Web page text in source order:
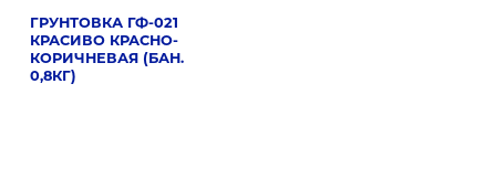
ГРУНТОВКА ГФ-021
КРАСИВО КРАСНО-
КОРИЧНЕВАЯ (БАН.
0,8КГ)